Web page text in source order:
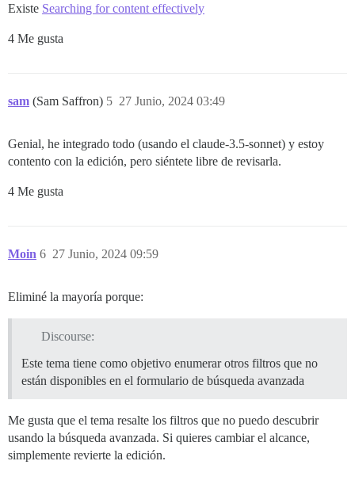
Existe Searching for content effectively
4 Me gusta
sam (Sam Saffron) 27 Junio, 2024 03:49
5
Genial, he integrado todo (usando el claude-3.5-sonnet) y estoy
contento con la edición, pero siéntete libre de revisarla.
4 Me gusta
Moin 27 Junio, 2024 09:59
6
Eliminé la mayoría porque:
Discourse:
Este tema tiene como objetivo enumerar otros filtros que no
están disponibles en el formulario de búsqueda avanzada
Me gusta que el tema resalte los filtros que no puedo descubrir
usando la búsqueda avanzada. Si quieres cambiar el alcance,
simplemente revierte la edición.